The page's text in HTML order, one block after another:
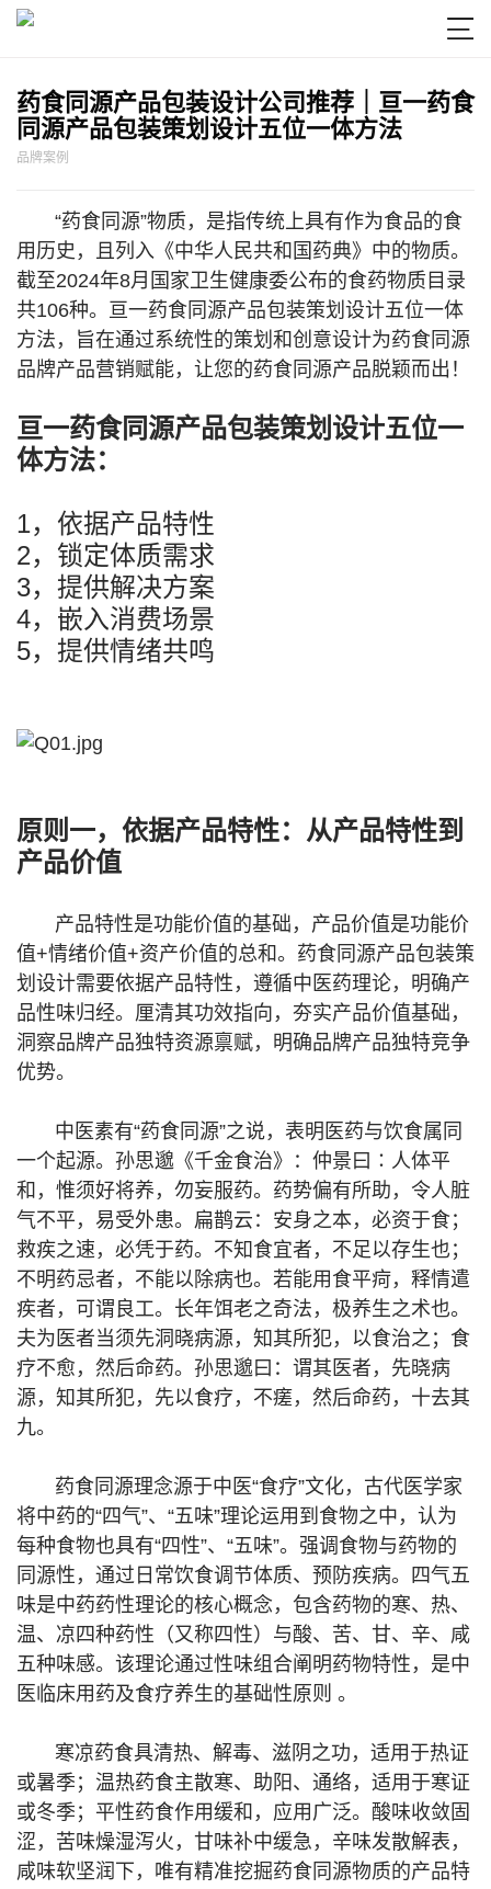

药食同源产品包装设计公司推荐｜亘一药食
同源产品包装策划设计五位一体方法
品牌案例
“药食同源”物质，是指传统上具有作为食品的食
用历史，且列入《中华人民共和国药典》中的物质。
截至2024年8月国家卫生健康委公布的食药物质目录
共106种。亘一药食同源产品包装策划设计五位一体
方法，旨在通过系统性的策划和创意设计为药食同源
品牌产品营销赋能，让您的药食同源产品脱颖而出！
亘一药食同源产品包装策划设计五位一
体方法：
1，依据产品特性
2，锁定体质需求
3，提供解决方案
4，嵌入消费场景
5，提供情绪共鸣
原则一，依据产品特性：从产品特性到
产品价值
产品特性是功能价值的基础，产品价值是功能价
值+情绪价值+资产价值的总和。药食同源产品包装策
划设计需要依据产品特性，遵循中医药理论，明确产
品性味归经。厘清其功效指向，夯实产品价值基础，
洞察品牌产品独特资源禀赋，明确品牌产品独特竞争
优势。
中医素有“药食同源”之说，表明医药与饮食属同
一个起源。孙思邈《千金食治》：仲景曰∶人体平
和，惟须好将养，勿妄服药。药势偏有所助，令人脏
气不平，易受外患。扁鹊云：安身之本，必资于食；
救疾之速，必凭于药。不知食宜者，不足以存生也；
不明药忌者，不能以除病也。若能用食平疴，释情遣
疾者，可谓良工。长年饵老之奇法，极养生之术也。
夫为医者当须先洞晓病源，知其所犯，以食治之；食
疗不愈，然后命药。孙思邈曰：谓其医者，先晓病
源，知其所犯，先以食疗，不瘥，然后命药，十去其
九。
药食同源理念源于中医“食疗”文化，古代医学家
将中药的“四气”、“五味”理论运用到食物之中，认为
每种食物也具有“四性”、“五味”。强调食物与药物的
同源性，通过日常饮食调节体质、预防疾病。四气五
味是中药药性理论的核心概念，包含药物的寒、热、
温、凉四种药性（又称四性）与酸、苦、甘、辛、咸
五种味感。该理论通过性味组合阐明药物特性，是中
医临床用药及食疗养生的基础性原则 。
寒凉药食具清热、解毒、滋阴之功，适用于热证
或暑季；温热药食主散寒、助阳、通络，适用于寒证
或冬季；平性药食作用缓和，应用广泛。酸味收敛固
涩，苦味燥湿泻火，甘味补中缓急，辛味发散解表，
咸味软坚润下，唯有精准挖掘药食同源物质的产品特